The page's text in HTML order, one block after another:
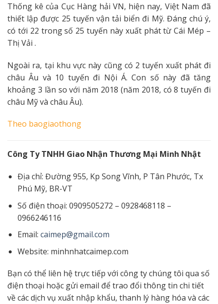
Thống kê của Cục Hàng hải VN, hiện nay, Việt Nam đã
thiết lập được 25 tuyến vận tải biển đi Mỹ. Đáng chú ý,
có tới 22 trong số 25 tuyến này xuất phát từ Cái Mép –
Thị Vải .
Ngoài ra, tại khu vực này cũng có 2 tuyến xuất phát đi
châu Âu và 10 tuyến đi Nội Á. Con số này đã tăng
khoảng 3 lần so với năm 2018 (năm 2018, có 8 tuyến đi
châu Mỹ và châu Âu).
Theo baogiaothong
Công Ty TNHH Giao Nhận Thương Mại Minh Nhật
Địa chỉ: Đường 955, Kp Song Vĩnh, P Tân Phước, Tx
Phú Mỹ, BR-VT
Số điện thoại: 0909505272 – 0928468118 –
0966246116
Email: caimep@gmail.com
Website: minhnhatcaimep.com
Bạn có thể liên hệ trực tiếp với công ty chúng tôi qua số
điện thoại hoặc gửi email để trao đổi thông tin chi tiết
về các dịch vụ xuất nhập khẩu, thanh lý hàng hóa và các